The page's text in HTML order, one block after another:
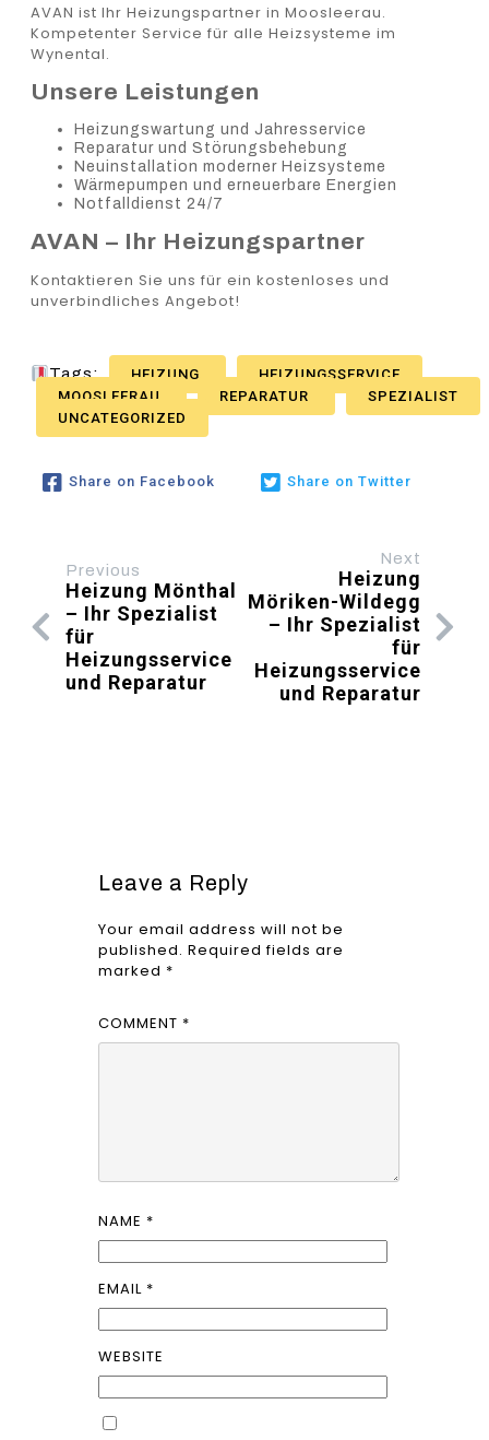
AVAN ist Ihr Heizungspartner in Moosleerau.
Kompetenter Service für alle Heizsysteme im
Wynental.
Unsere Leistungen
Heizungswartung und Jahresservice
Reparatur und Störungsbehebung
Neuinstallation moderner Heizsysteme
Wärmepumpen und erneuerbare Energien
Notfalldienst 24/7
AVAN – Ihr Heizungspartner
Kontaktieren Sie uns für ein kostenloses und
unverbindliches Angebot!
Tags: HEIZUNG
HEIZUNGSSERVICE
MOOSLEERAU
REPARATUR
SPEZIALIST
UNCATEGORIZED
Share on Facebook Share on Twitter
Previous
Heizung Mönthal
– Ihr Spezialist
für
Heizungsservice
und Reparatur
Next
Heizung
Möriken-Wildegg
– Ihr Spezialist
für
Heizungsservice
und Reparatur
Leave a Reply
Your email address will not be
published. Required fields are
marked *
COMMENT *
NAME *
EMAIL *
WEBSITE